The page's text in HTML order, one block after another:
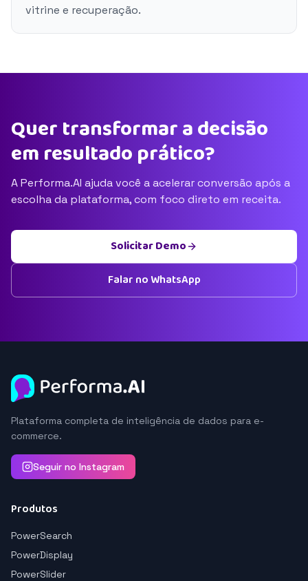
vitrine e recuperação.
Quer transformar a decisão
em resultado prático?
A Performa.AI ajuda você a acelerar conversão após a
escolha da plataforma, com foco direto em receita.
Solicitar Demo
Falar no WhatsApp
Plataforma completa de inteligência de dados para e-
commerce.
Seguir no Instagram
Produtos
PowerSearch
PowerDisplay
PowerSlider